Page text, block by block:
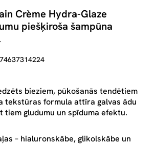
Crème Hydra-Glaze
piešķiroša šampūna
bieziem, pūkošanās tendētiem
tekstūras formula attīra galvas ādu
tiem gludumu un spīduma efektu.
– hialuronskābe, glikolskābe un